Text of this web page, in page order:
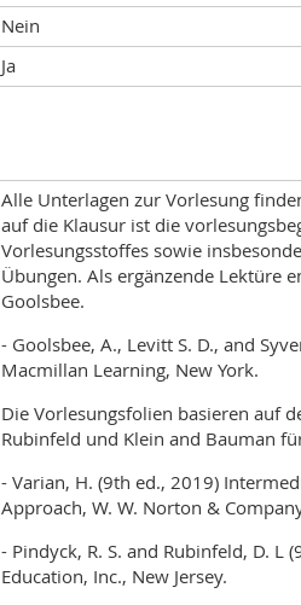
Nein
Ja
Alle Unterlagen zur Vorlesung
auf die Klausur ist die
Vorlesungsstoffes sowie
Übungen. Als ergänzende Lektüre
Goolsbee.
- Goolsbee, A., Levitt S. D., and
Macmillan Learning, New York.
Die Vorlesungsfolien basieren auf
Rubinfeld und Klein and Bauman
- Varian, H. (9th ed., 2019)
Approach, W. W. Norton &
- Pindyck, R. S. and Rubinfeld, D. L
Education, Inc., New Jersey.